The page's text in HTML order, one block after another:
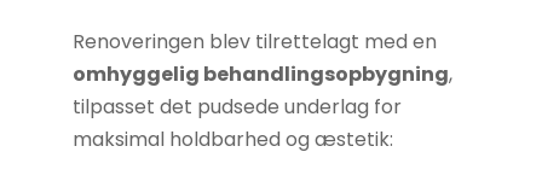
Renoveringen blev tilrettelagt med en
omhyggelig behandlingsopbygning,
tilpasset det pudsede underlag for
maksimal holdbarhed og æstetik:
cookies,
forsvinder
nogle
funktioner fra